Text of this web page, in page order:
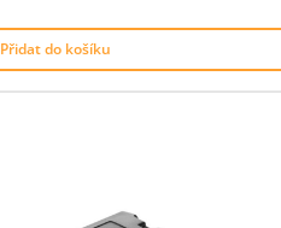
Přidat do košíku